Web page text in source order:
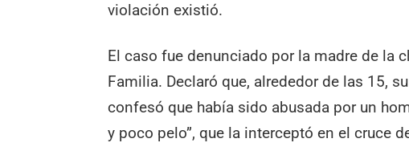
violación existió.
El caso fue denunciado por la madre de la
Familia. Declaró que, alrededor de las 15,
confesó que había sido abusada por un
y poco pelo”, que la interceptó en el cruce